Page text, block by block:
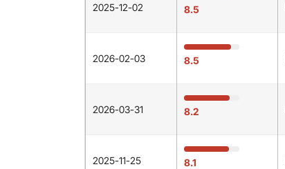
2025-12-02 8.5
2026-02-03 8.5
2026-03-31 8.2
2025-11-25 8.1